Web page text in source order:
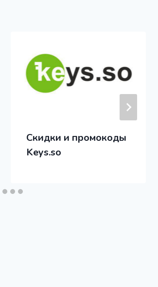
Скидки и промокоды
Keys.so